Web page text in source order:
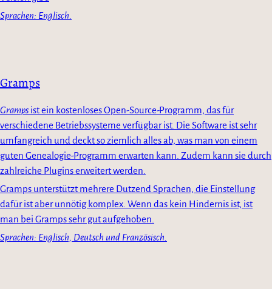
Sprachen: Englisch.
Gramps
Gramps ist ein kostenloses Open-Source-Programm, das für
verschiedene Betriebssysteme verfügbar ist. Die Software ist sehr
umfangreich und deckt so ziemlich alles ab, was man von einem
guten Genealogie-Programm erwarten kann. Zudem kann sie durch
zahlreiche Plugins erweitert werden.
Gramps unterstützt mehrere Dutzend Sprachen, die Einstellung
dafür ist aber unnötig komplex. Wenn das kein Hindernis ist, ist
man bei Gramps sehr gut aufgehoben.
Sprachen: Englisch, Deutsch und Französisch.